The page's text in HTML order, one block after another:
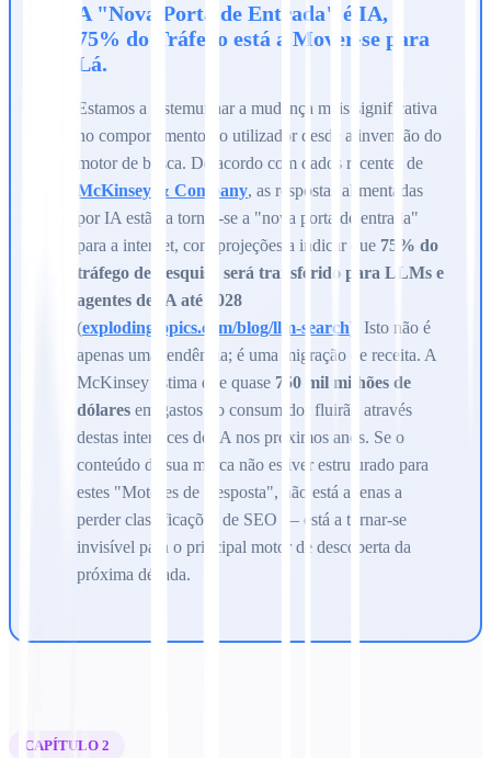
A "Nova Porta de Entrada" é IA, e
75% do Tráfego está a Mover-se para
Lá.
Estamos a testemunhar a mudança mais significativa
no comportamento do utilizador desde a invenção do
motor de busca. De acordo com dados recentes de
McKinsey & Company, as respostas alimentadas
por IA estão a tornar-se a "nova porta de entrada"
para a internet, com projeções a indicar que 75% do
tráfego de pesquisa será transferido para LLMs e
agentes de IA até 2028
(explodingtopics.com/blog/llm-search). Isto não é
apenas uma tendência; é uma migração de receita. A
McKinsey estima que quase 750 mil milhões de
dólares em gastos do consumidor fluirão através
destas interfaces de IA nos próximos anos. Se o
conteúdo da sua marca não estiver estruturado para
estes "Motores de Resposta", não está apenas a
perder classificações de SEO — está a tornar-se
invisível para o principal motor de descoberta da
próxima década.
CAPÍTULO 2